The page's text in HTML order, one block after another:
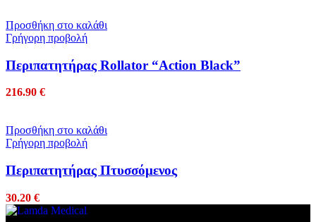
Προσθήκη στο καλάθι
Γρήγορη προβολή
Περιπατητήρας Rollator “Action Black”
216.90 €
Προσθήκη στο καλάθι
Γρήγορη προβολή
Περιπατητήρας Πτυσσόμενος
30.20 €